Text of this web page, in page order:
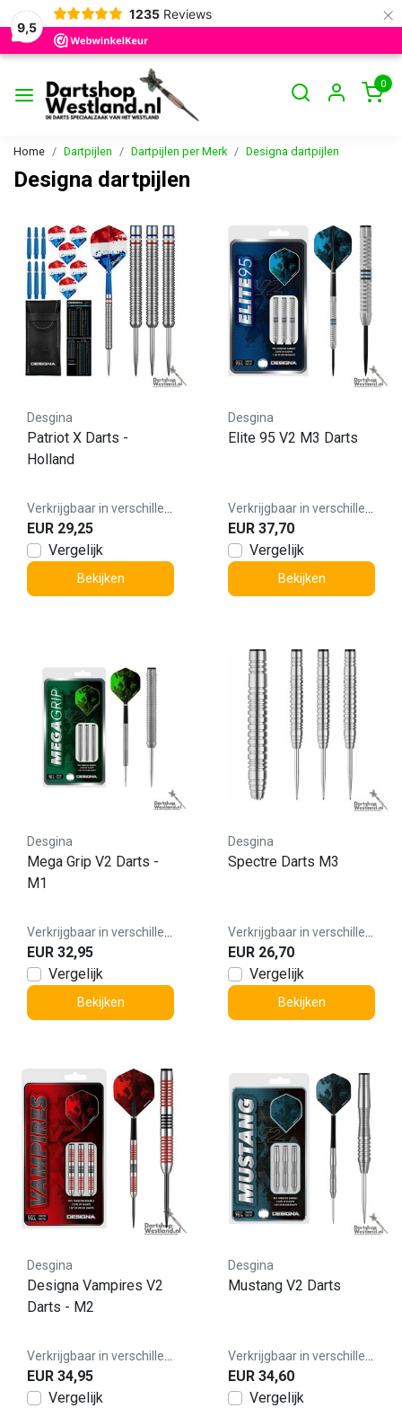
9,5
1235 Reviews ×
0
Home Dartpijlen Dartpijlen per Merk Designa dartpijlen
Designa dartpijlen
Desgina
Patriot X Darts -
Holland
EUR 29,25
Vergelijk
Bekijken
Desgina
Elite 95 V2 M3 Darts
EUR 37,70
Vergelijk
Bekijken
Desgina
Mega Grip V2 Darts -
M1
EUR 32,95
Vergelijk
Bekijken
Desgina
Spectre Darts M3
EUR 26,70
Vergelijk
Bekijken
Desgina
Designa Vampires V2
Darts - M2
EUR 34,95
Vergelijk
Desgina
Mustang V2 Darts
EUR 34,60
Vergelijk